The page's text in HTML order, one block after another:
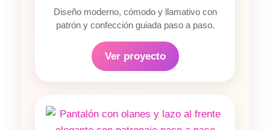
Diseño moderno, cómodo y llamativo con
patrón y confección guiada paso a paso.
Ver proyecto